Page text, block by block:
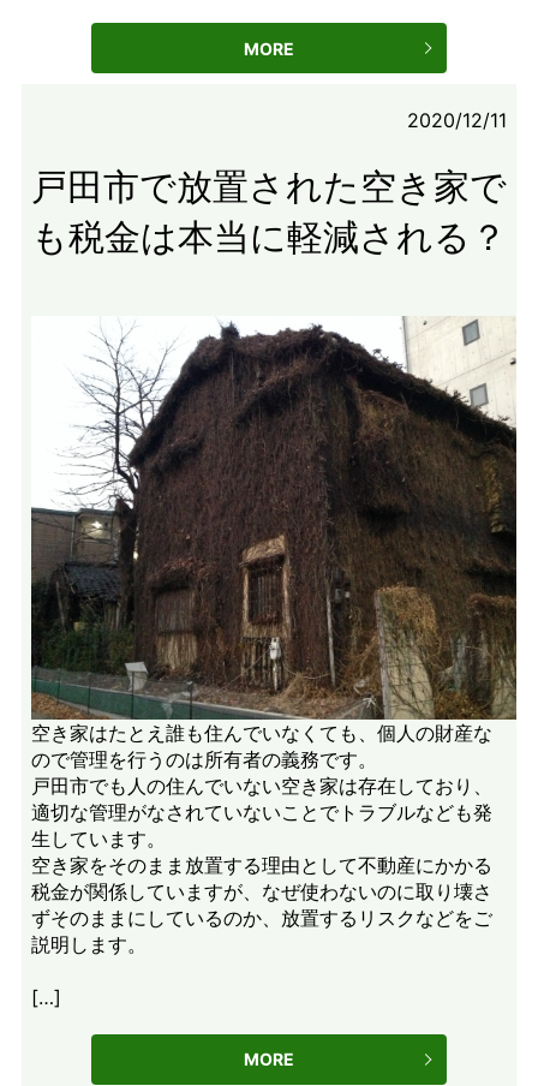
MORE
2020/12/11
戸田市で放置された空き家で
も税金は本当に軽減される？
空き家はたとえ誰も住んでいなくても、個人の財産な
ので管理を行うのは所有者の義務です。
戸田市でも人の住んでいない空き家は存在しており、
適切な管理がなされていないことでトラブルなども発
生しています。
空き家をそのまま放置する理由として不動産にかかる
税金が関係していますが、なぜ使わないのに取り壊さ
ずそのままにしているのか、放置するリスクなどをご
説明します。
[…]
MORE